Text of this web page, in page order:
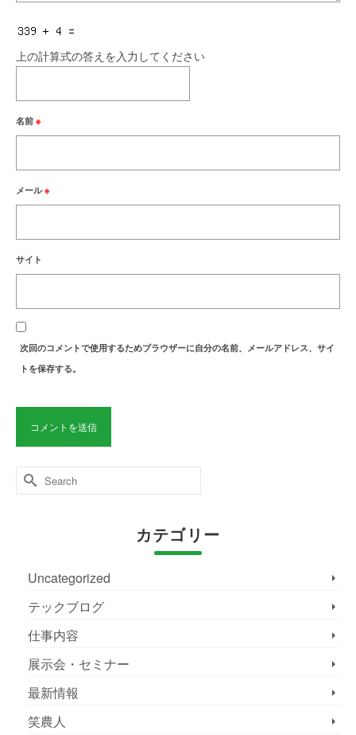
上の計算式の答えを入力してください
名前 ※
メール※
サイト
次回のコメントで使用するためブラウザーに自分の名前、メールアドレス、サイ
トを保存する。
Search
for:
カテゴリー
Uncategorized
テックブログ
仕事内容
展示会・セミナー
最新情報
笑農人